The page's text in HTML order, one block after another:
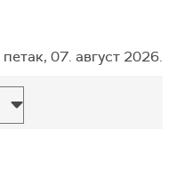
петак, 07. август 2026.